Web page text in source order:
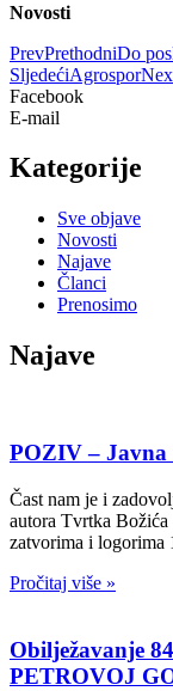
Novosti
PrevPrethodniDo
SljedećiAgrospor
Facebook
E-mail
Kategorije
Sve objave
Novosti
Najave
Članci
Prenosimo
Najave
POZIV –
Čast nam je i
autora Tvrtka
zatvorima i logorima
Pročitaj više »
Obilježavanje
PETROVOJ